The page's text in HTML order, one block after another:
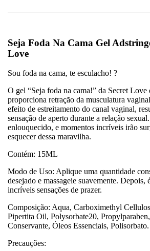
Seja Foda Na Cama Gel
Love
Sou foda na cama, te esculacho! ?
O gel “Seja foda na cama!” da Secret Love
proporciona retração da musculatura
efeito de estreitamento do canal vaginal,
sensação de aperto durante a relação
enlouquecido, e momentos incríveis irão
esquecer dessa maravilha.
Contém: 15ML
Modo de Uso: Aplique uma quantidade
desejado e massageie suavemente. Depois,
incríveis sensações de prazer.
Composição: Aqua, Carboximethyl
Pipertita Oil, Polysorbate20,
Conservante, Óleos Essenciais, Polisorbato.
Precauções: